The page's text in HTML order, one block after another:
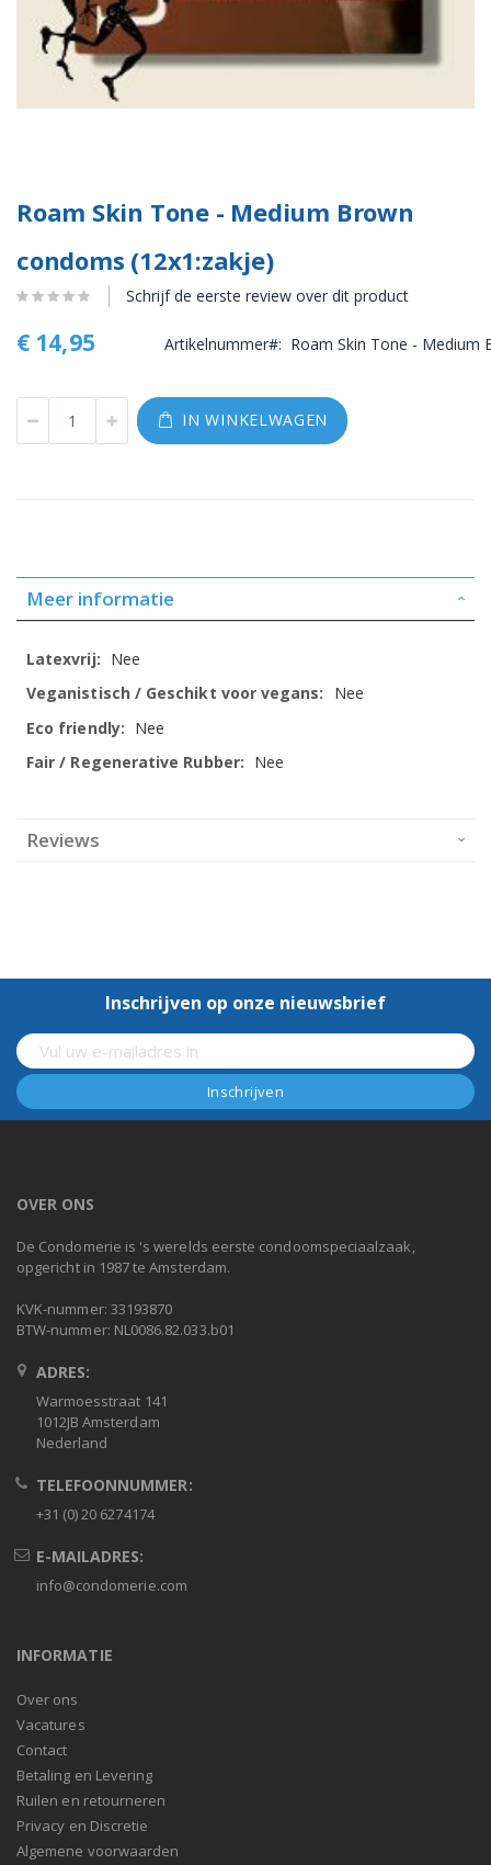
Roam Skin Tone - Medium Brown
condoms (12x1:zakje)
Schrijf de eerste review over dit product
€ 14,95 Artikelnummer Roam Skin Tone - Medium
IN WINKELWAGEN
Meer informatie
Meer
informatie
Nee
Nee
Nee
Nee
Reviews
Inschrijven op onze nieuwsbrief
OVER ONS
De Condomerie is 's werelds eerste condoomspeciaalzaak,
opgericht in 1987 te Amsterdam.
KVK-nummer: 33193870
BTW-nummer: NL0086.82.033.b01
ADRES:
Warmoesstraat 141
1012JB Amsterdam
Nederland
TELEFOONNUMMER:
+31 (0) 20 6274174
E-MAILADRES:
info@condomerie.com
INFORMATIE
Over ons
Vacatures
Contact
Betaling en Levering
Ruilen en retourneren
Privacy en Discretie
Algemene voorwaarden